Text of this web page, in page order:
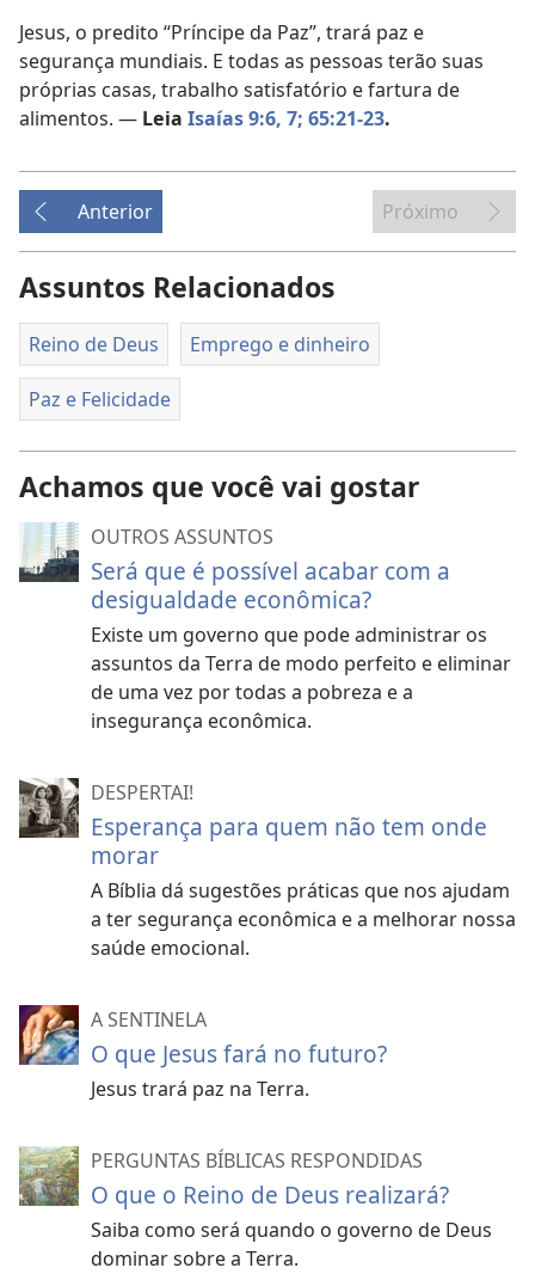
Jesus, o predito “Príncipe da Paz”, trará paz e
segurança mundiais. E todas as pessoas terão suas
próprias casas, trabalho satisfatório e fartura de
alimentos. — Leia Isaías 9:6, 7; 65:21-23.
Anterior Próximo
Assuntos Relacionados
Reino de Deus Emprego e dinheiro
Paz e Felicidade
Achamos que você vai gostar
OUTROS ASSUNTOS
Será que é possível acabar com a
desigualdade econômica?
Existe um governo que pode administrar os
assuntos da Terra de modo perfeito e eliminar
de uma vez por todas a pobreza e a
insegurança econômica.
DESPERTAI!
Esperança para quem não tem onde
morar
A Bíblia dá sugestões práticas que nos ajudam
a ter segurança econômica e a melhorar nossa
saúde emocional.
A SENTINELA
O que Jesus fará no futuro?
Jesus trará paz na Terra.
PERGUNTAS BÍBLICAS RESPONDIDAS
O que o Reino de Deus realizará?
Saiba como será quando o governo de Deus
dominar sobre a Terra.